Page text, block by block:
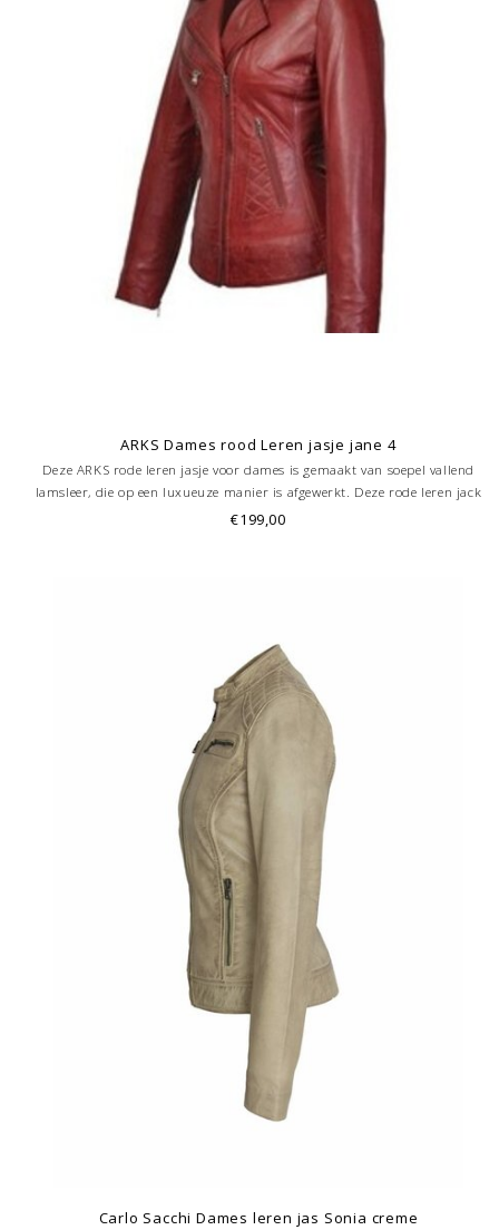
ARKS Dames rood Leren jasje jane 4
Deze ARKS rode leren jasje voor dames is gemaakt van soepel vallend
lamsleer, die op een luxueuze manier is afgewerkt. Deze rode leren jack
dames is voorzien van één borstzak en twee stekzakken, en beschikt
€199,00
Carlo Sacchi Dames leren jas Sonia creme